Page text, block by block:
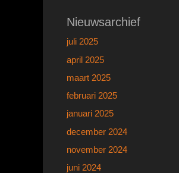
Nieuwsarchief
juli 2025
april 2025
maart 2025
februari 2025
januari 2025
december 2024
november 2024
juni 2024